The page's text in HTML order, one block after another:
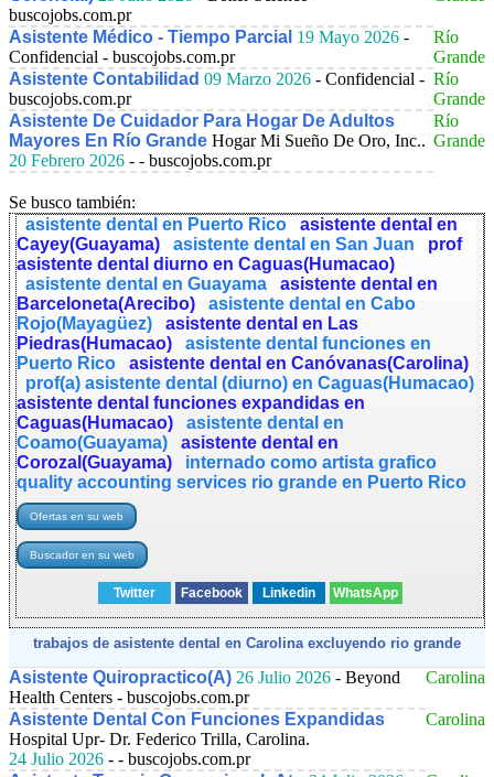
buscojobs.com.pr
Asistente Médico - Tiempo Parcial 19 Mayo 2026 -
Confidencial - buscojobs.com.pr
Río
Grande
Asistente Contabilidad 09 Marzo 2026 - Confidencial -
buscojobs.com.pr
Río
Grande
Asistente De Cuidador Para Hogar De Adultos
Mayores En Río Grande Hogar Mi Sueño De Oro, Inc..
20 Febrero 2026 - - buscojobs.com.pr
Río
Grande
Se busco también:
asistente dental en Puerto Rico
asistente dental en
Cayey(Guayama)
asistente dental en San Juan
prof
asistente dental diurno en Caguas(Humacao)
asistente dental en Guayama
asistente dental en
Barceloneta(Arecibo)
asistente dental en Cabo
Rojo(Mayagüez)
asistente dental en Las
Piedras(Humacao)
asistente dental funciones en
Puerto Rico
asistente dental en Canóvanas(Carolina)
prof(a) asistente dental (diurno) en Caguas(Humacao)
asistente dental funciones expandidas en
Caguas(Humacao)
asistente dental en
Coamo(Guayama)
asistente dental en
Corozal(Guayama)
internado como artista grafico
quality accounting services rio grande en Puerto Rico
Twitter Facebook Linkedin WhatsApp
trabajos de asistente dental en Carolina excluyendo rio grande
Asistente Quiropractico(A) 26 Julio 2026 - Beyond
Health Centers - buscojobs.com.pr
Carolina
Asistente Dental Con Funciones Expandidas
Hospital Upr- Dr. Federico Trilla, Carolina.
24 Julio 2026 - - buscojobs.com.pr
Carolina